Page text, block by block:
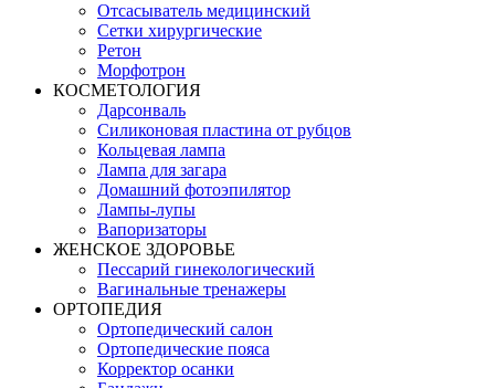
Отсасыватель медицинский
Сетки хирургические
Ретон
Морфотрон
КОСМЕТОЛОГИЯ
Дарсонваль
Силиконовая пластина от рубцов
Кольцевая лампа
Лампа для загара
Домашний фотоэпилятор
Лампы-лупы
Вапоризаторы
ЖЕНСКОЕ ЗДОРОВЬЕ
Пессарий гинекологический
Вагинальные тренажеры
ОРТОПЕДИЯ
Ортопедический салон
Ортопедические пояса
Корректор осанки